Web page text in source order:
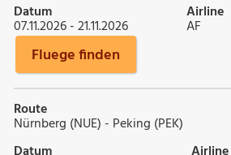
Datum
07.11.2026 - 21.11.2026
Airline
AF
Fluege finden
Route
Nürnberg (NUE) - Peking (PEK)